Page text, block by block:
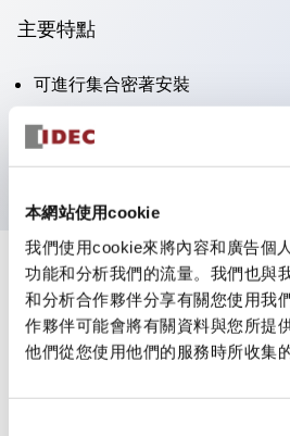
本網站使用cookie
我們使用cookie來將內容和廣告個
功能和分析我們的流量。我們也與
和分析合作夥伴分享有關您使用我
作夥伴可能會將有關資料與您所提
他們從您使用他們的服務時所收集
主要特點
可進行集合密著安裝
附鎖選擇開關採用高安全性的彈
防護結構為IP65（IEC60529）
規格
審美規範